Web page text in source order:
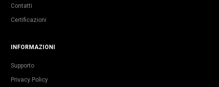
Contatti
Certificazioni
INFORMAZIONI
Supporto
Privacy Policy